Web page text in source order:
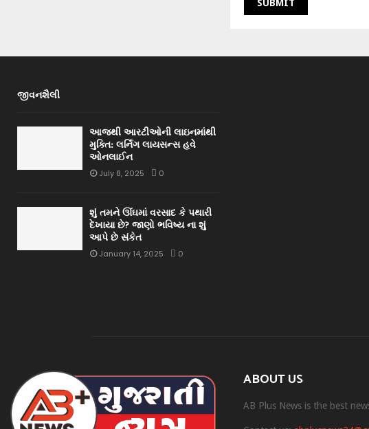
જીવનશૈલી
આજથી આરટીઓની લાઇનમાંથી
મુક્તિ: લર્નિંગ લાયસન્સ હવે
ઓનલાઈન
July 8, 2025 0
શું તમને ઊંઘમાં વરસાદ કે પથારી
દેખાયા છે? જાણો ભવિષ્ય ના શું
આપે છે સંકેત
January 14, 2025 0
ABOUT US
AB Plus News is the best